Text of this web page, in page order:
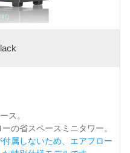
ス。
の省スペースミニタワー。
属しないため、エアフロー